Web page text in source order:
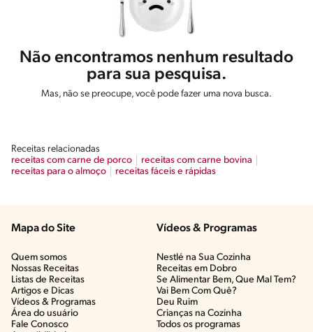
Não encontramos nenhum resultado
para sua pesquisa.
Mas, não se preocupe, você pode fazer uma nova busca.
Receitas relacionadas
receitas com carne de porco
receitas com carne bovina
receitas para o almoço
receitas fáceis e rápidas
Mapa do Site
Quem somos
Nossas Receitas
Listas de Receitas​
Artigos e Dicas​
Vídeos & Programas​
Área do usuário
Fale Conosco
Vídeos & Programas​
Nestlé na Sua Cozinha
Receitas em Dobro
Se Alimentar Bem, Que Mal Tem?​
Vai Bem Com Quê?​
Deu Ruim​
Crianças na Cozinha​
Todos os programas